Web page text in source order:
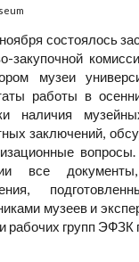
состоялось
закупочной
музеи
работы в
наличия
заключений,
все
музеев и
рабочих групп ЭФЗК